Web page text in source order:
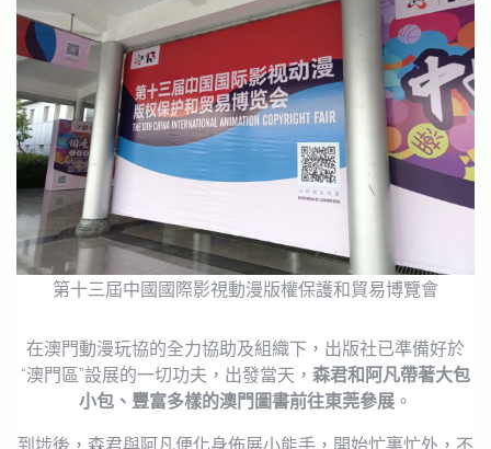
第十三屆中國國際影視動漫版權保護和貿易博覽會
在澳門動漫玩協的全力協助及組織下，出版社已準備好於
“澳門區”設展的一切功夫，出發當天， 森君和阿凡帶著大包
小包、豐富多樣的澳門圖書前往東莞參展 。